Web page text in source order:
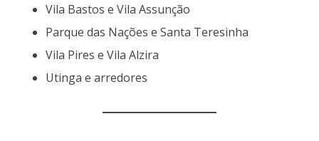
Vila Bastos e Vila Assunção
Parque das Nações e Santa Teresinha
Vila Pires e Vila Alzira
Utinga e arredores